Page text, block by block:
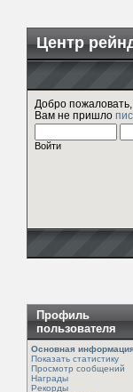
Центр
Добро пожаловать,
Вам не пришло
Войти
Профиль
пользователя
Основная информация
Показать статистику
Просмотр сообщений
Награды
Рекорды